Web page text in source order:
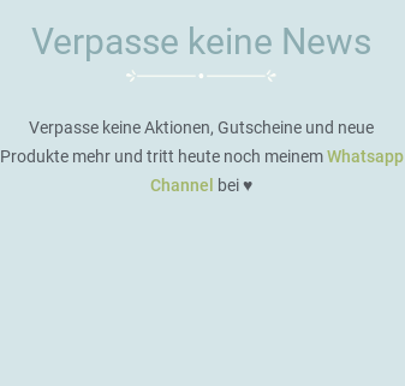
Verpasse keine News
Verpasse keine Aktionen, Gutscheine und neue
Produkte mehr und tritt heute noch meinemWhatsapp
Channel
bei ♥️